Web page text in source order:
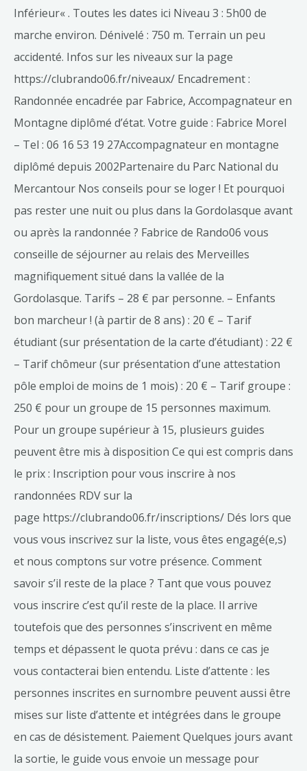
Inférieur« . Toutes les dates ici Niveau 3 : 5h00 de
marche environ. Dénivelé : 750 m. Terrain un peu
accidenté. Infos sur les niveaux sur la page
https://clubrando06.fr/niveaux/ Encadrement :
Randonnée encadrée par Fabrice, Accompagnateur en
Montagne diplômé d’état. Votre guide : Fabrice Morel
– Tel : 06 16 53 19 27Accompagnateur en montagne
diplômé depuis 2002Partenaire du Parc National du
Mercantour Nos conseils pour se loger ! Et pourquoi
pas rester une nuit ou plus dans la Gordolasque avant
ou après la randonnée ? Fabrice de Rando06 vous
conseille de séjourner au relais des Merveilles
magnifiquement situé dans la vallée de la
Gordolasque. Tarifs – 28 € par personne. – Enfants
bon marcheur ! (à partir de 8 ans) : 20 € – Tarif
étudiant (sur présentation de la carte d’étudiant) : 22 €
– Tarif chômeur (sur présentation d’une attestation
pôle emploi de moins de 1 mois) : 20 € – Tarif groupe :
250 € pour un groupe de 15 personnes maximum.
Pour un groupe supérieur à 15, plusieurs guides
peuvent être mis à disposition Ce qui est compris dans
le prix : Inscription pour vous inscrire à nos
randonnées RDV sur la
page https://clubrando06.fr/inscriptions/ Dés lors que
vous vous inscrivez sur la liste, vous êtes engagé(e,s)
et nous comptons sur votre présence. Comment
savoir s’il reste de la place ? Tant que vous pouvez
vous inscrire c’est qu’il reste de la place. Il arrive
toutefois que des personnes s’inscrivent en même
temps et dépassent le quota prévu : dans ce cas je
vous contacterai bien entendu. Liste d’attente : les
personnes inscrites en surnombre peuvent aussi être
mises sur liste d’attente et intégrées dans le groupe
en cas de désistement. Paiement Quelques jours avant
la sortie, le guide vous envoie un message pour